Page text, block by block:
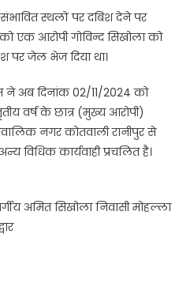
स्थलों पर दबिश देने पर
एक आरोपी गोविन्द सिखोला को
पर जेल भेज दिया था।
ने अब दिनांक 02/11/2024 को
वर्ष के छात्र (मुख्य आरोपी)
नगर कोतवाली रानीपुर से
विधिक कार्यवाही प्रचलित है।
अमित सिखोला निवासी मोहल्ला